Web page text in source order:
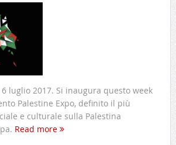
luglio 2017. Si inaugura questo week
Palestine Expo, definito il più
e culturale sulla Palestina
Read more